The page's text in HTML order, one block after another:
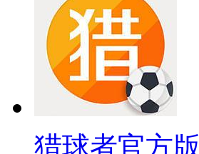
猎球者官方版